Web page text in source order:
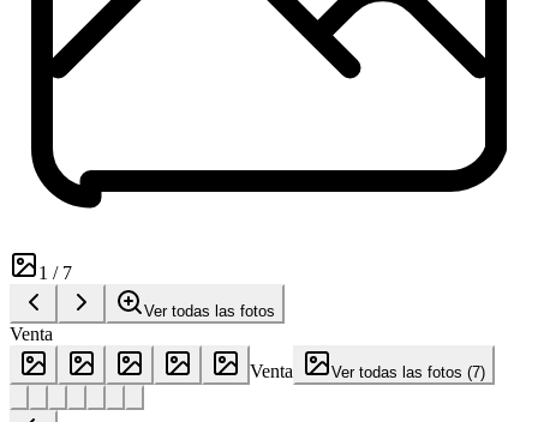
1 / 7
Ver todas las fotos
Venta
Venta
Ver todas las fotos (7)